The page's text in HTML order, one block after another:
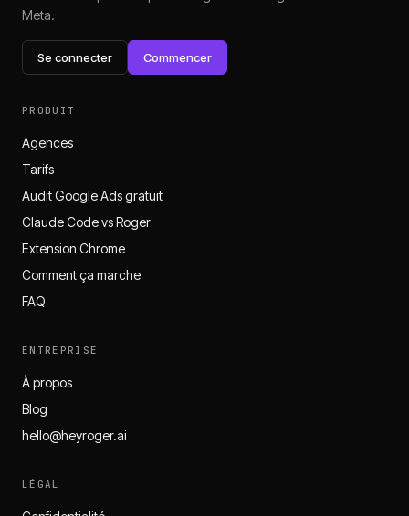
Meta.
Se connecter Commencer
PRODUIT
Agences
Tarifs
Audit Google Ads gratuit
Claude Code vs Roger
Extension Chrome
Comment ça marche
FAQ
ENTREPRISE
À propos
Blog
hello@heyroger.ai
LÉGAL